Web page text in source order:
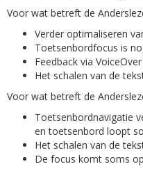
Voor wat betreft de
Verder optimaliseren
Toetsenbordfocus is
Feedback via
Het schalen van de
Voor wat betreft de
Toetsenbordnavigatie
en toetsenbord loopt
Het schalen van de
De focus komt soms